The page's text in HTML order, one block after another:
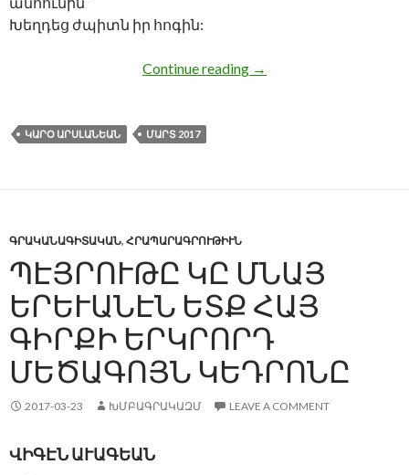
Խեղդեց ժպիտն իր հոգին:
Continue reading →
ԿԱՐՕ ԱՐՍԼԱՆԵԱՆ ՄԱՐՏ 2017
ԳՐԱԿԱՆԱԳԻՏԱԿԱՆ, ՀՐԱՊԱՐԱԳՐՈՒԹԻՒՆ
ՊԷՅՐՈՒԹԸ ԿԸ ՄՆԱՅ
ԵՐԵՒԱՆԷՆ ԵՏՔ ՀԱՅ
ԳԻՐՔԻ ԵՐԿՐՈՐԴ
ՄԵԾԱԳՈՅՆ ԿԵԴՐՈՆԸ
2017-03-23 ԽՄԲԱԳՐԱԿԱԶՄ LEAVE A COMMENT
ՎԻԳԷՆ ԱՒԱԳԵԱՆ